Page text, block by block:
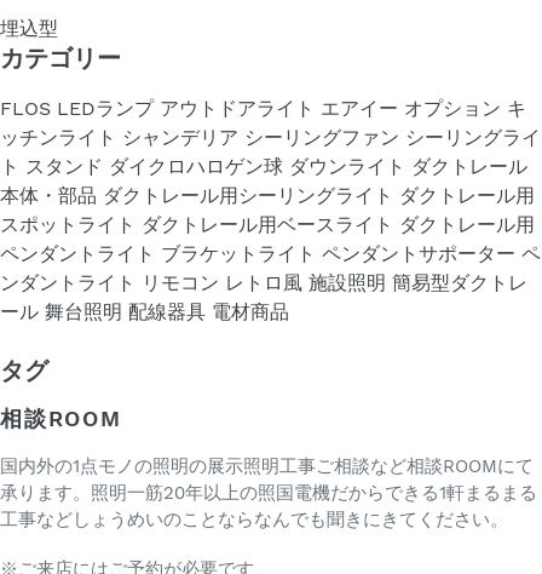
埋込型
カテゴリー
FLOS LEDランプ アウトドアライト エアイー オプション キ
ッチンライト シャンデリア シーリングファン シーリングライ
ト スタンド ダイクロハロゲン球 ダウンライト ダクトレール
本体・部品 ダクトレール用シーリングライト ダクトレール用
スポットライト ダクトレール用ベースライト ダクトレール用
ペンダントライト ブラケットライト ペンダントサポーター ペ
ンダントライト
リモコン レトロ風 施設照明 簡易型ダクトレ
ール 舞台照明 配線器具 電材商品
タグ
相談ROOM
国内外の1点モノの照明の展示照明工事ご相談など相談ROOMにて
承ります。照明一筋20年以上の照国電機だからできる1軒まるまる
工事などしょうめいのことならなんでも聞きにきてください。
※ご来店にはご予約が必要です